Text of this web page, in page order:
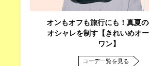
オンもオフも旅行にも！真夏
オシャレを制す【きれいめオ
ワン】
コーデ一覧を見る